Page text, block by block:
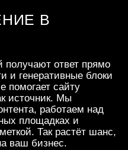
ЗАПРОСОВ:
В
получают ответ прямо
и генеративные блоки
помогает сайту
источник. Мы
работаем над
площадках и
Так растёт шанс,
ваш бизнес.